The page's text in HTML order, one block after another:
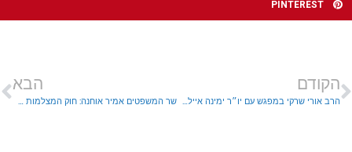
PINTEREST
הקודם
הרב אורי שרקי במפגש עם יו״ר ימינה איילת שקד: ״ימינה- הנציג האמיתי של הרוח הישראלית"
הבא
שר המשפטים אמיר אוחנה: חוק המצלמות מגשים את טוהר הבחירות.